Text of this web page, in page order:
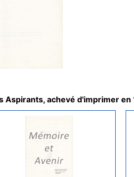
Aspirants, achevé d'imprimer en